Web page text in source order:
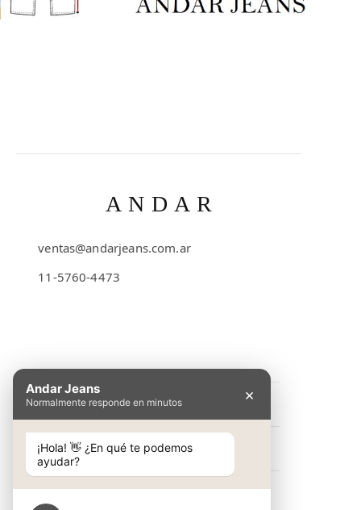
ANDAR
ventas@andarjeans.com.ar
11-5760-4473
INFORMACIÓN
Preguntas Frecuentes
NOSOTROS
Conocé Andar Jeans
Andar Jeans
Normalmente responde en minutos ×
¡Hola! 👋 ¿En qué te podemos
ayudar?